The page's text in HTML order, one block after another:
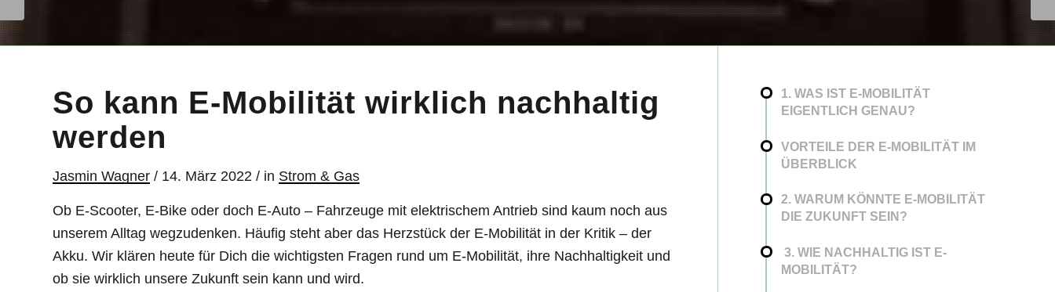
So kann E-Mobilität wirklich nachhaltig
werden
Jasmin Wagner / 14. März 2022 / in Strom & Gas
Ob E-Scooter, E-Bike oder doch E-Auto – Fahrzeuge mit elektrischem Antrieb sind kaum noch aus
unserem Alltag wegzudenken. Häufig steht aber das Herzstück der E-Mobilität in der Kritik – der
Akku. Wir klären heute für Dich die wichtigsten Fragen rund um E-Mobilität, ihre Nachhaltigkeit und
ob sie wirklich unsere Zukunft sein kann und wird.
1. WAS IST E-MOBILITÄT
EIGENTLICH GENAU?
VORTEILE DER E-MOBILITÄT IM
ÜBERBLICK
2. WARUM KÖNNTE E-MOBILITÄT
DIE ZUKUNFT SEIN?
3. WIE NACHHALTIG IST E-
MOBILITÄT?